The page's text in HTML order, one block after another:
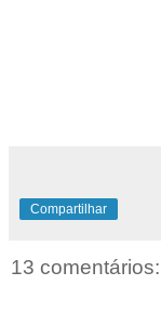
Compartilhar
13 comentários: